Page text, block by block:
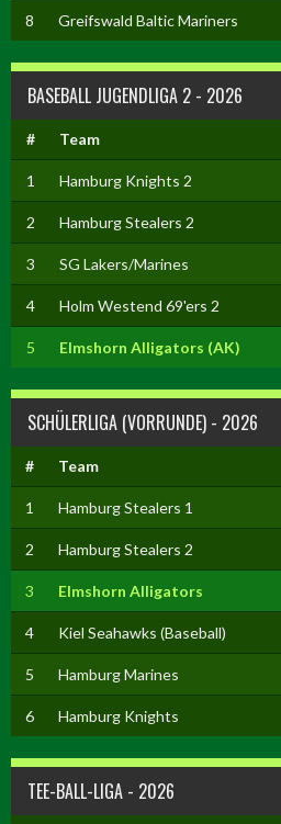
8 Greifswald Baltic Mariners
BASEBALL JUGENDLIGA 2 - 2026
# Team
1 Hamburg Knights 2
2 Hamburg Stealers 2
3 SG Lakers/Marines
4 Holm Westend 69'ers 2
5 Elmshorn Alligators (AK)
SCHÜLERLIGA (VORRUNDE) - 2026
# Team
1 Hamburg Stealers 1
2 Hamburg Stealers 2
3 Elmshorn Alligators
4 Kiel Seahawks (Baseball)
5 Hamburg Marines
6 Hamburg Knights
TEE-BALL-LIGA - 2026